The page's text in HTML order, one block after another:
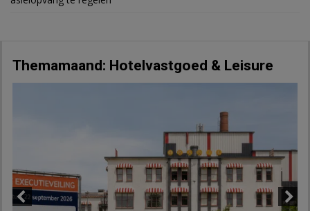
Themamaand: Hotelvastgoed & Leisure